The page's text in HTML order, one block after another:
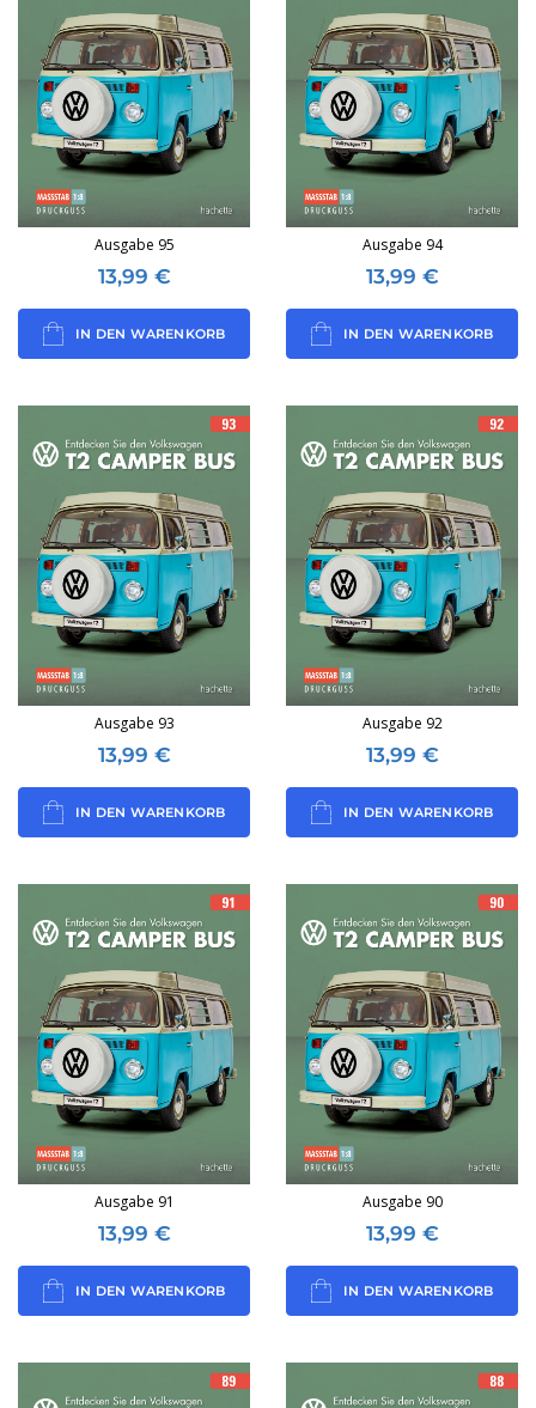
Ausgabe 95
13,99 €
IN DEN WARENKORB
Ausgabe 94
13,99 €
IN DEN WARENKORB
Ausgabe 93
13,99 €
IN DEN WARENKORB
Ausgabe 92
13,99 €
IN DEN WARENKORB
Ausgabe 91
13,99 €
IN DEN WARENKORB
Ausgabe 90
13,99 €
IN DEN WARENKORB